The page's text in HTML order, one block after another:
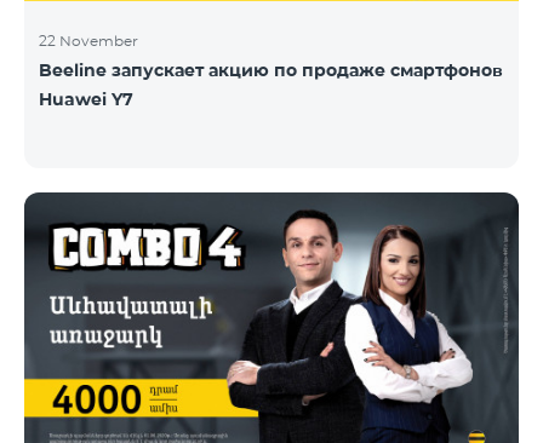
22 November
Beeline запускает акцию по продаже смартфонов
Huawei Y7